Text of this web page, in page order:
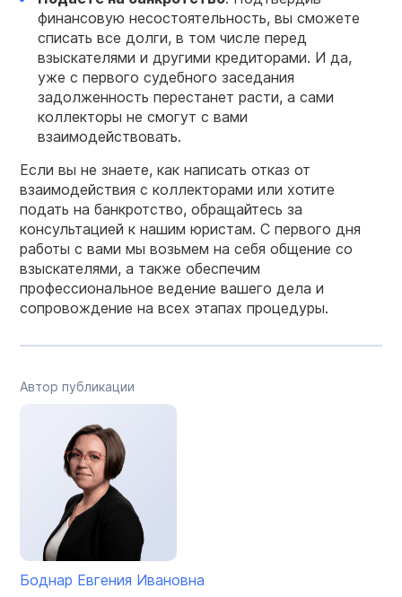
финансовую несостоятельность, вы сможете
списать все долги, в том числе перед
взыскателями и другими кредиторами. И да,
уже с первого судебного заседания
задолженность перестанет расти, а сами
коллекторы не смогут с вами
взаимодействовать.
Если вы не знаете, как написать отказ от
взаимодействия с коллекторами или хотите
подать на банкротство, обращайтесь за
консультацией к нашим юристам. С первого дня
работы с вами мы возьмем на себя общение со
взыскателями, а также обеспечим
профессиональное ведение вашего дела и
сопровождение на всех этапах процедуры.
Автор публикации
Боднар Евгения Ивановна